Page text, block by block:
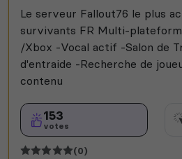
Le serveur Fallout76 le plus
survivants FR Multi-
/Xbox -Vocal actif -Salon de
d'entraide -Recherche de
contenu
153
votes
(0)